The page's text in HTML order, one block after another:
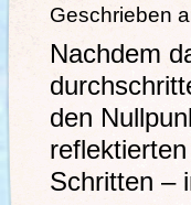
Geschrieben
Nachdem
den
Schritten –